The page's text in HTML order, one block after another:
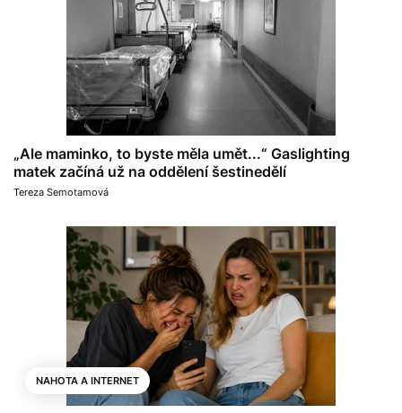
„Ale maminko, to byste měla umět...“ Gaslighting
matek začíná už na oddělení šestinedělí
Tereza Semotamová
NAHOTA A INTERNET